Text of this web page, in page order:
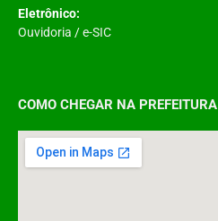
Eletrônico:
Ouvidoria /e-SIC
COMO CHEGAR NA PREFEITURA